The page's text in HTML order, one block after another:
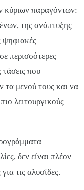
κύριων παραγόντων:
της ανάπτυξης
ψηφιακές
περισσότερες
που
τα μενού τους και να
λειτουργικούς
δεν είναι πλέον
τις αλυσίδες.